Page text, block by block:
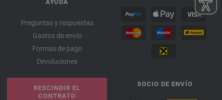
AYUDA
Preguntas y respuestas
Gastos de envío
Formas de pago
Devoluciones
RESCINDIR EL
CONTRATO
SOCIO DE ENVÍO